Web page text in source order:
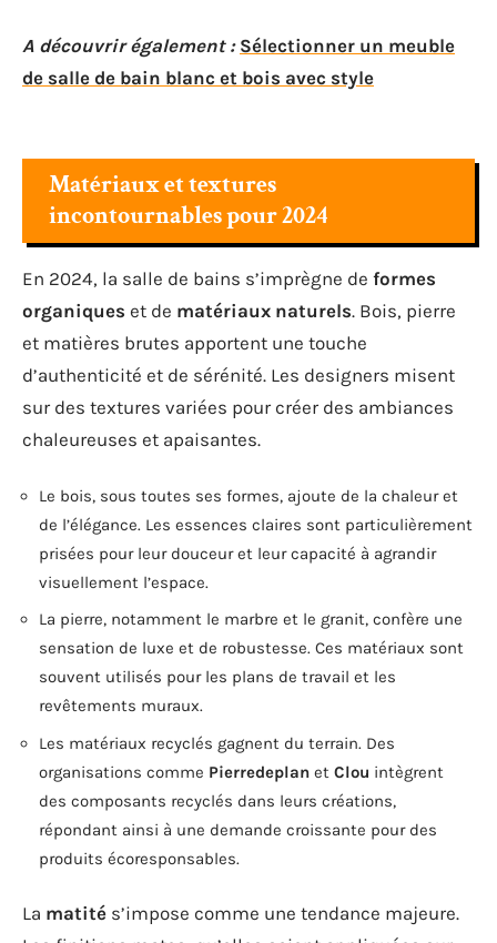
A découvrir également : Sélectionner un meuble
de salle de bain blanc et bois avec style
Matériaux et textures
incontournables pour 2024
En 2024, la salle de bains s’imprègne de formes
organiques et de matériaux naturels. Bois, pierre
et matières brutes apportent une touche
d’authenticité et de sérénité. Les designers misent
sur des textures variées pour créer des ambiances
chaleureuses et apaisantes.
Le bois, sous toutes ses formes, ajoute de la chaleur et
de l’élégance. Les essences claires sont particulièrement
prisées pour leur douceur et leur capacité à agrandir
visuellement l’espace.
La pierre, notamment le marbre et le granit, confère une
sensation de luxe et de robustesse. Ces matériaux sont
souvent utilisés pour les plans de travail et les
revêtements muraux.
Les matériaux recyclés gagnent du terrain. Des
organisations comme Pierredeplan et Clou intègrent
des composants recyclés dans leurs créations,
répondant ainsi à une demande croissante pour des
produits écoresponsables.
La matité s’impose comme une tendance majeure.